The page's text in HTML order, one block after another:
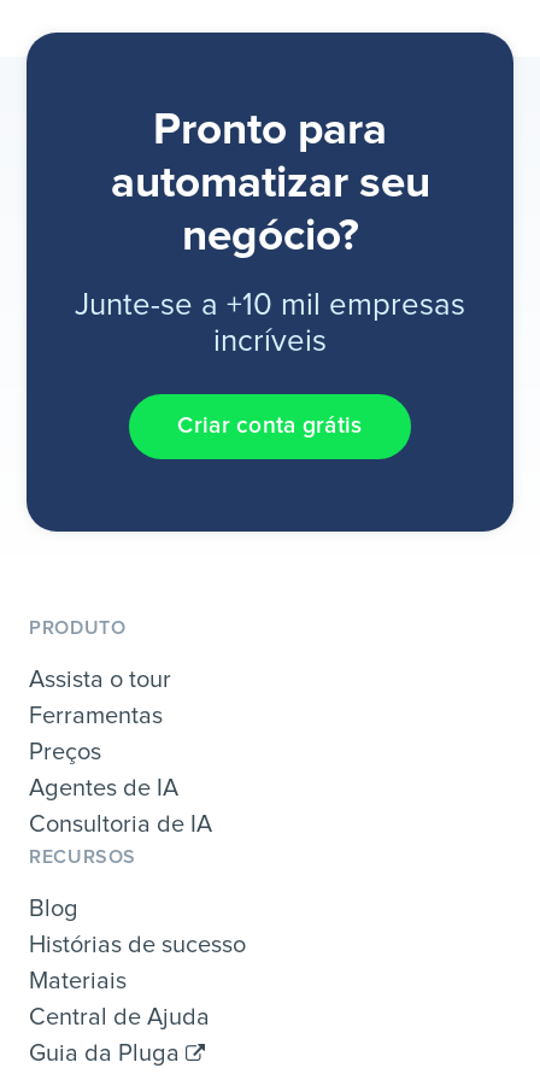
Pronto para
automatizar seu
negócio?
Junte-se a +10 mil empresas
incríveis
Criar conta grátis
PRODUTO
Assista o tour
Ferramentas
Preços
Agentes de IA
Consultoria de IA
RECURSOS
Blog
Histórias de sucesso
Materiais
Central de Ajuda
Guia da Pluga